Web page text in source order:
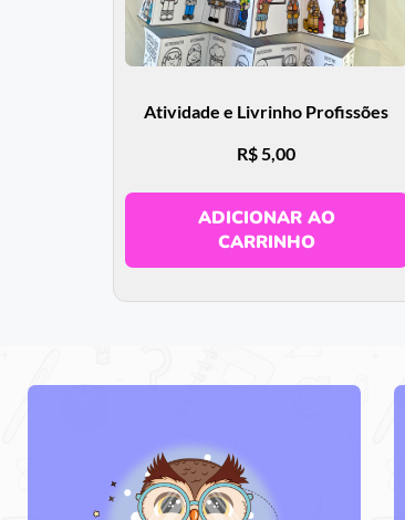
Atividade e Livrinho Profissões
R$5,00
ADICIONAR AO
CARRINHO